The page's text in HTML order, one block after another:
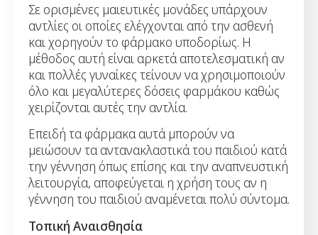
Σε ορισμένες μαιευτικές μονάδες υπάρχουν
αντλίες οι οποίες ελέγχονται από την ασθενή
και χορηγούν το φάρμακο υποδορίως. Η
μέθοδος αυτή είναι αρκετά αποτελεσματική αν
και πολλές γυναίκες τείνουν να χρησιμοποιούν
όλο και μεγαλύτερες δόσεις φαρμάκου καθώς
χειρίζονται αυτές την αντλία.
Επειδή τα φάρμακα αυτά μπορούν να
μειώσουν τα αντανακλαστικά του παιδιού κατά
την γέννηση όπως επίσης και την αναπνευστική
λειτουργία, αποφεύγεται η χρήση τους αν η
γέννηση του παιδιού αναμένεται πολύ σύντομα.
Τοπική Αναισθησία